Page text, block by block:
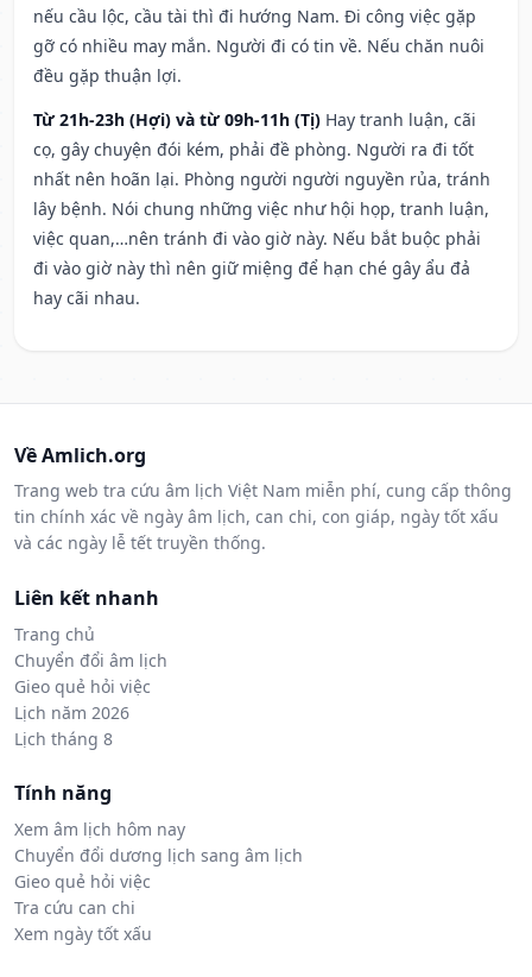
nếu cầu lộc, cầu tài thì đi hướng Nam. Đi công việc gặp
gỡ có nhiều may mắn. Người đi có tin về. Nếu chăn nuôi
đều gặp thuận lợi.
Từ 21h-23h (Hợi) và từ 09h-11h (Tị) Hay tranh luận, cãi
cọ, gây chuyện đói kém, phải đề phòng. Người ra đi tốt
nhất nên hoãn lại. Phòng người người nguyền rủa, tránh
lây bệnh. Nói chung những việc như hội họp, tranh luận,
việc quan,…nên tránh đi vào giờ này. Nếu bắt buộc phải
đi vào giờ này thì nên giữ miệng để hạn ché gây ẩu đả
hay cãi nhau.
Về Amlich.org
Trang web tra cứu âm lịch Việt Nam miễn phí, cung cấp thông
tin chính xác về ngày âm lịch, can chi, con giáp, ngày tốt xấu
và các ngày lễ tết truyền thống.
Liên kết nhanh
Trang chủ
Chuyển đổi âm lịch
Gieo quẻ hỏi việc
Lịch năm 2026
Lịch tháng 8
Tính năng
Xem âm lịch hôm nay
Chuyển đổi dương lịch sang âm lịch
Gieo quẻ hỏi việc
Tra cứu can chi
Xem ngày tốt xấu